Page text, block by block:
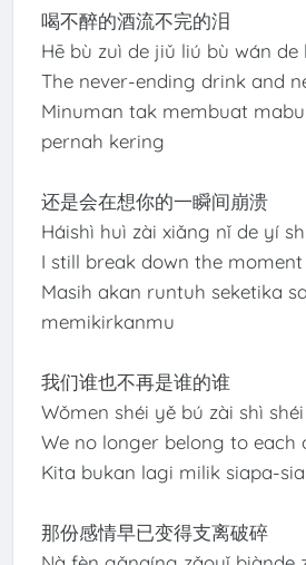
喝不醉的酒流不完的泪
Hē bù zuì de jiǔ liú bù wán de
The never-ending drink and
Minuman tak membuat
pernah kering
还是会在想你的一瞬间崩溃
Háishì huì zài xiǎng nǐ de yí
I still break down the
Masih akan runtuh seketika
memikirkanmu
我们谁也不再是谁的谁
Wǒmen shéi yě bú zài shì
We no longer belong to each
Kita bukan lagi milik siapa-
那份感情早已变得支离破碎